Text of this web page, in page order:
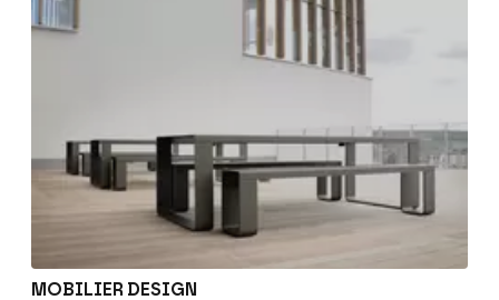
MOBILIER DESIGN